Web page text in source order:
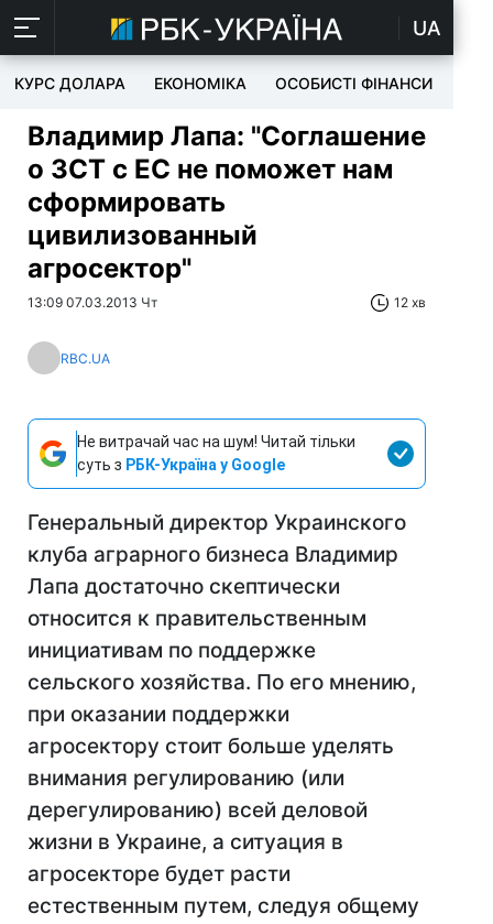
UA
КУРС ДОЛАРА ЕКОНОМІКА ОСОБИСТІ ФІНАНСИ
Владимир Лапа: "Соглашение
о ЗСТ с ЕС не поможет нам
сформировать
цивилизованный
агросектор"
13:09 07.03.2013 Чт 12 хв
RBC.UA
Не витрачай час на шум! Читай тільки
суть з РБК-Україна у Google
Генеральный директор Украинского
клуба аграрного бизнеса Владимир
Лапа достаточно скептически
относится к правительственным
инициативам по поддержке
сельского хозяйства. По его мнению,
при оказании поддержки
агросектору стоит больше уделять
внимания регулированию (или
дерегулированию) всей деловой
жизни в Украине, а ситуация в
агросекторе будет расти
естественным путем, следуя общему